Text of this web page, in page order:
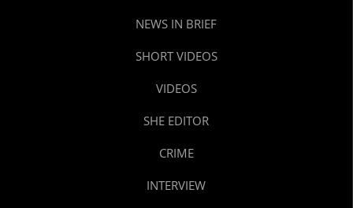
NEWS IN BRIEF
SHORT VIDEOS
VIDEOS
SHE EDITOR
CRIME
INTERVIEW